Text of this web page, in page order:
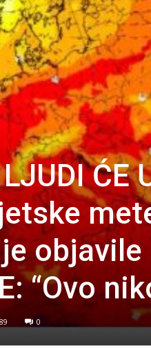
LJUDI ĆE
objavile
“Ovo
0